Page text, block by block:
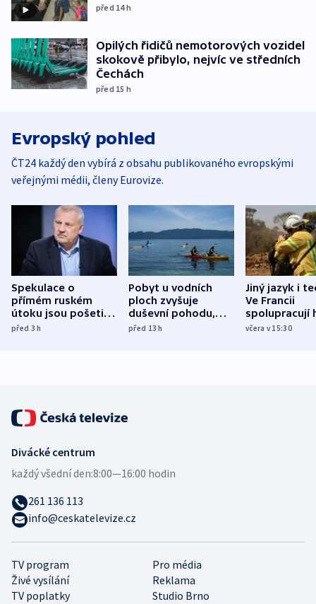
před 14h
Opilých řidičů nemotorových vozidel
skokově přibylo, nejvíc ve středních
Čechách
před 15 h
Evropský pohled
ČT24 každý den vybírá z obsahu publikovaného evropskými
veřejnými médii, členy Eurovize.
Spekulace o
přímém ruském
útoku jsou pošetilé,
míní estonský
před 3h
Pobyt u vodních
ploch zvyšuje
duševní pohodu,
ukázala
před 13h
Jiný jazyk i
Ve Francii
spolupracují
různých zemí
včera v 15:30
TV program
Pro média
Živé vysílání
Reklama
TV poplatky
Studio Brno
Divácké centrum
každý všední den:8:00—16:00 hodin
261 136 113
info@ceskatelevize.cz